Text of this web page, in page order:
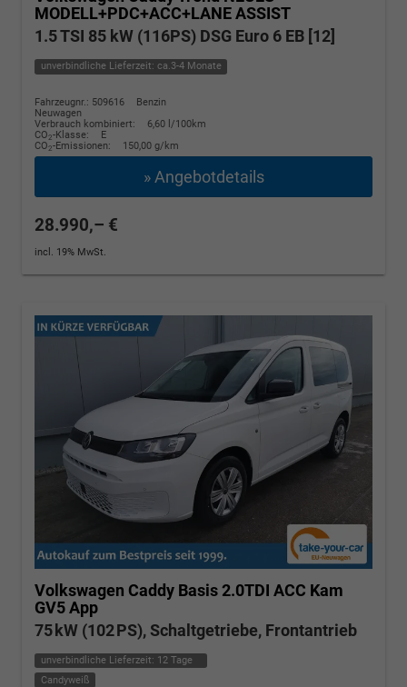
MODELL+PDC+ACC+LANE ASSIST
1.5 TSI 85 kW (116PS) DSG Euro 6 EB [12]
unverbindliche Lieferzeit: ca.3-4 Monate
Fahrzeugnr.: 509616
Benzin
Neuwagen
Verbrauch kombiniert:
6,60 l/100km
CO2-Klasse:
E
CO2-Emissionen: 150,00 g/km
» Angebotdetails
28.990,– €
incl. 19% MwSt.
Volkswagen Caddy Basis 2.0TDI ACC Kam
GV5 App
75 kW (102 PS), Schaltgetriebe, Frontantrieb
unverbindliche Lieferzeit: 12 Tage
Candyweiß